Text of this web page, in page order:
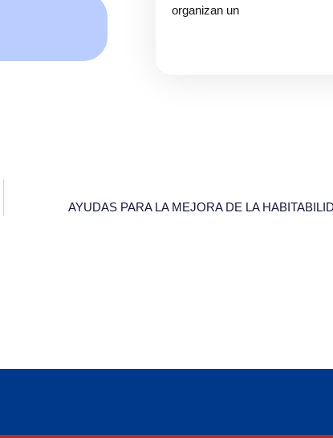
organizan un
AYUDAS PARA LA MEJORA DE LA